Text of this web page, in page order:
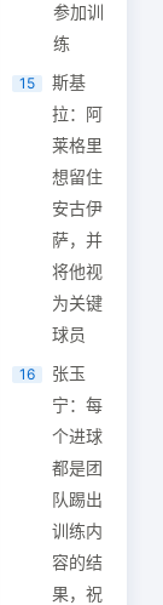
参加训
练
15
斯基
拉：阿
莱格里
想留住
安古伊
萨，并
将他视
为关键
球员
16
张玉
宁：每
个进球
都是团
队踢出
训练内
容的结
果，祝